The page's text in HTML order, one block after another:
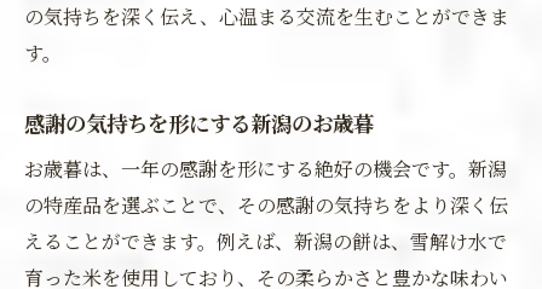
の気持ちを深く伝え、心温まる交流を生むことができま
す。
感謝の気持ちを形にする新潟のお歳暮
お歳暮は、一年の感謝を形にする絶好の機会です。新潟
の特産品を選ぶことで、その感謝の気持ちをより深く伝
えることができます。例えば、新潟の餅は、雪解け水で
育った米を使用しており、その柔らかさと豊かな味わい